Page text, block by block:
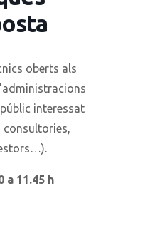
oberts als
interessat
consultories,
a 11.45 h